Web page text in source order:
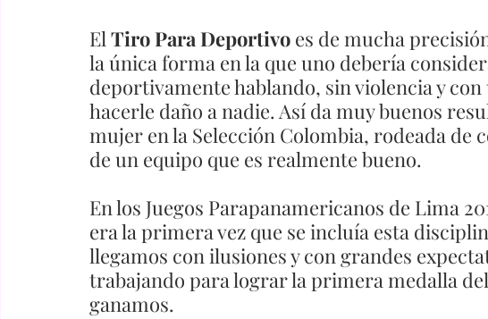
El Tiro Para Deportivo es de mucha
la única forma en la que uno debería
deportivamente hablando, sin violencia y
hacerle daño a nadie. Así da muy buenos
mujer en la Selección Colombia, rodeada de
de un equipo que es realmente bueno.
En los Juegos Parapanamericanos de Lima
era la primera vez que se incluía esta
llegamos con ilusiones y con grandes
trabajando para lograr la primera medalla
ganamos.